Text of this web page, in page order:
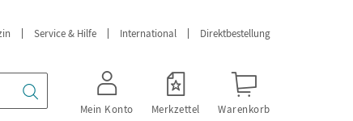
Service & Hilfe International Direktbestellung
Mein Konto Merkzettel Warenkorb